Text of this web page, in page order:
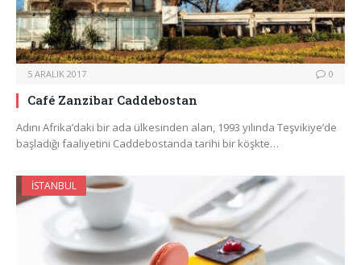
5 ARALIK 2017 0
Café Zanzibar Caddebostan
Adını Afrika’daki bir ada ülkesinden alan, 1993 yılında Teşvikiye’de
başladığı faaliyetini Caddebostanda tarihi bir köşkte…
İSTANBUL